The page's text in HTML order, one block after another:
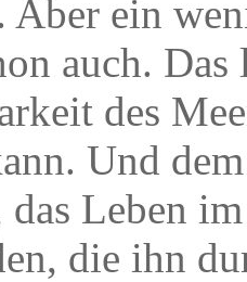
ein
auch.
des
Und
Leben
die ihn